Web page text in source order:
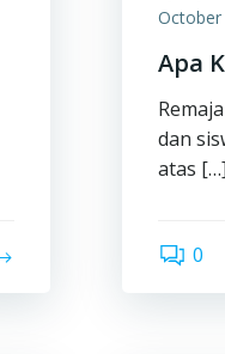
October
Apa
dan
atas […]
0